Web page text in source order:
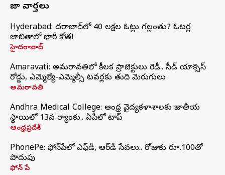
తాజా వార్తలు
Hyderabad: హైదరాబాద్‌లో 40 లక్షల ఓట్లు గల్లంతు? ఓటర్ల
జాబితాలో భారీ కోత!
హైదరాబాద్
Amaravati: అమరావతిలో కీలక ప్రాజెక్టులు రెడీ.. సీడ్‌ యాక్సెస్‌
రోడ్డు, ఎమ్మెల్యే-ఎమ్మెల్సీ టవర్లకు తుది మెరుగులు
అమరావతి
Andhra Medical College: ఆంధ్ర వైద్యకళాశాలకు జాతీయ
స్థాయిలో 13వ ర్యాంకు.. ఏపీలో టాప్
ఆంధ్రప్రదేశ్
PhonePe: ఫోన్‌పేలో ఎఫ్‌డీ, ఆర్‌డీ సేవలు.. రోజుకు రూ.100తో
పొదుపు
ఫోన్‌ పే